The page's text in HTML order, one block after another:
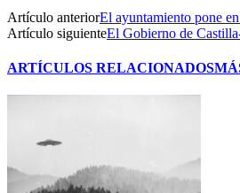
Artículo anteriorEl ayuntamiento pone
Artículo siguienteEl Gobierno de
ARTÍCULOS RELACIONADOS